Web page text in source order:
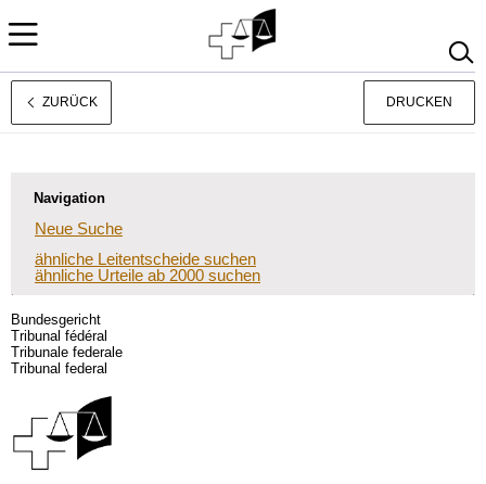
Français
ZURÜCK DRUCKEN
Navigation
Neue Suche
ähnliche Leitentscheide suchen
ähnliche Urteile ab 2000 suchen
Bundesgericht
Tribunal fédéral
Tribunale federale
Tribunal federal